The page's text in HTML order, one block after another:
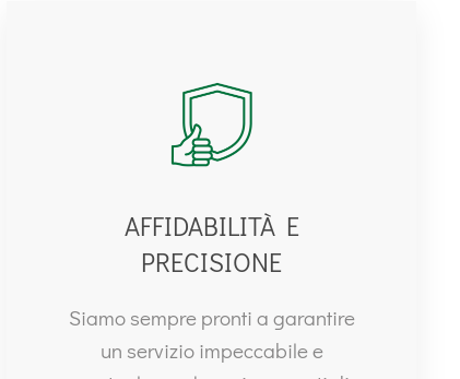
AFFIDABILITÀ E
PRECISIONE
Siamo sempre pronti a garantire
un servizio impeccabile e